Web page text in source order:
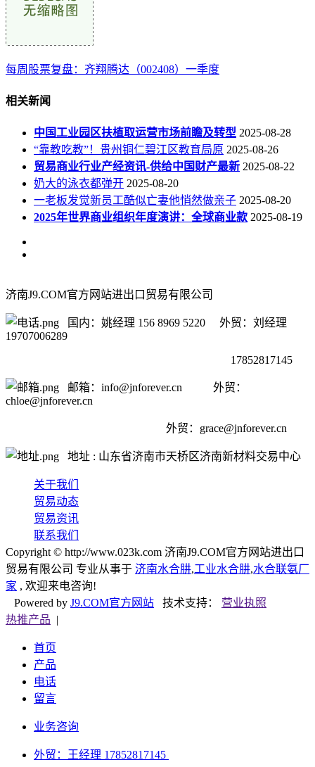
每周股票复盘：齐翔腾达（002408）一季度
相关新闻
中国工业园区扶植取运营市场前瞻及转型 2025-08-28
“靠教吃教”！贵州铜仁碧江区教育局原 2025-08-26
贸易商业行业产经资讯-供给中国财产最新 2025-08-22
奶大的泳衣都弹开 2025-08-20
一老板发觉新员工酷似亡妻他悄然做亲子 2025-08-20
2025年世界商业组织年度演讲：全球商业款 2025-08-19
济南J9.COM官方网站进出口贸易有限公司
国内：姚经理 156 8969 5220 外贸：刘经理
19707006289
17852817145
邮箱：info@jnforever.cn 外贸：
chloe@jnforever.cn
外贸： grace@jnforever.cn
地址 : 山东省济南市天桥区济南新材料交易中心
关于我们
贸易动态
贸易资讯
联系我们
Copyright © http://www.023k.com 济南J9.COM官方网站进出口
贸易有限公司 专业从事于 济南水合肼,工业水合肼,水合联氨厂
家 , 欢迎来电咨询!
Powered by J9.COM官方网站 技术支持： 营业执照
热推产品 |
首页
产品
电话
留言
业务咨询
外贸：王经理 17852817145